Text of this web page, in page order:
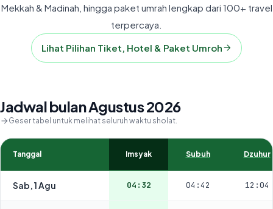
Mekkah & Madinah, hingga paket umrah lengkap dari 100+ travel
terpercaya.
Lihat Pilihan Tiket, Hotel & Paket Umroh
Jadwal bulan Agustus 2026
Geser tabel untuk melihat seluruh waktu sholat.
Tanggal Imsyak Subuh Dzuhur
Sab, 1 Agu 04:32 04:42 12:04